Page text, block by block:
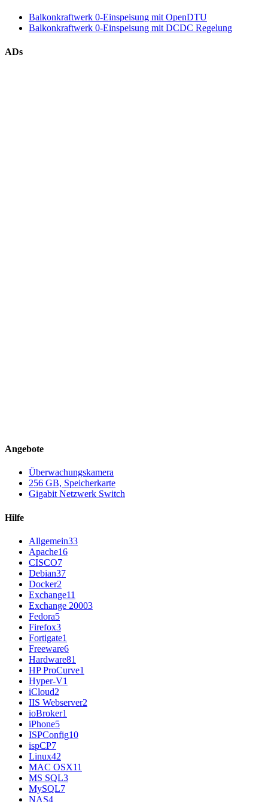
Balkonkraftwerk 0-Einspeisung mit OpenDTU
Balkonkraftwerk 0-Einspeisung mit DCDC Regelung
ADs
Angebote
Überwachungskamera
256 GB, Speicherkarte
Gigabit Netzwerk Switch
Hilfe
Allgemein33
Apache16
CISCO7
Debian37
Docker2
Exchange11
Exchange 20003
Fedora5
Firefox3
Fortigate1
Freeware6
Hardware81
HP ProCurve1
Hyper-V1
iCloud2
IIS Webserver2
ioBroker1
iPhone5
ISPConfig10
ispCP7
Linux42
MAC OSX11
MS SQL3
MySQL7
NAS4